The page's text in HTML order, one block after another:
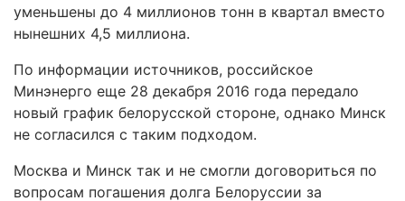
уменьшены до 4 миллионов тонн в квартал вместо
нынешних 4,5 миллиона.
По информации источников, российское
Минэнерго еще 28 декабря 2016 года передало
новый график белорусской стороне, однако Минск
не согласился с таким подходом.
Москва и Минск так и не смогли договориться по
вопросам погашения долга Белоруссии за